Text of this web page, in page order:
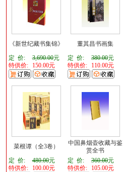
《新世纪藏书集锦》
定 价:
3,690.00元
特供价:
150.00元
董其昌书画集
定 价:
380.00元
特供价:
110.00元
菜根谭（全3卷）
定 价:
480.00元
特供价:
100.00元
中国鼻烟壶收藏与鉴
赏全书
定 价:
360.00元
特供价:
105.00元